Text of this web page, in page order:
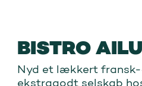
BISTRO AILU
Nyd et lækkert
ekstragodt selskab